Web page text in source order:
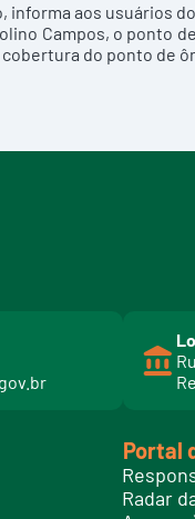
informa aos usuários
Campos, o ponto
do ponto de
Portal
Radar